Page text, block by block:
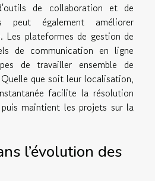
de collaboration et de
peut également améliorer
Les plateformes de gestion de
de communication en ligne
de travailler ensemble de
que soit leur localisation,
facilite la résolution
maintient les projets sur la
l’évolution des